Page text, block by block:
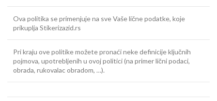
Ova politika se primenjuje na sve Vaše lične podatke, koje
prikuplja Stikerizazid.rs
Pri kraju ove politike možete pronaći neke definicije ključnih
pojmova, upotrebljenih u ovoj politici (na primer lični podaci,
obrada, rukovalac obradom, …).